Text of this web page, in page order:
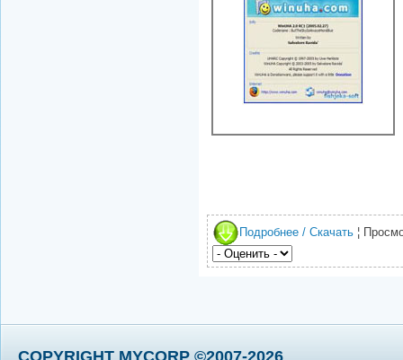
Подробнее / Скачать ¦
COPYRIGHT MYCORP ©2007-2026